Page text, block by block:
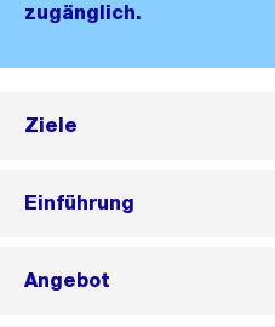
zugänglich.
Ziele
Einführung
Angebot